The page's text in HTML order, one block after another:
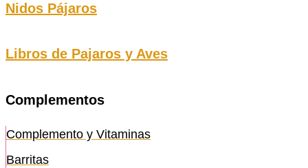
Nidos Pájaros
Libros de Pajaros y Aves
Complementos
Complemento y Vitaminas
Barritas